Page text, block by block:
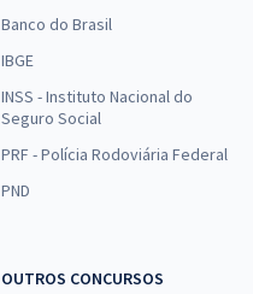
Banco do Brasil
IBGE
INSS - Instituto Nacional do
Seguro Social
PRF - Polícia Rodoviária Federal
PND
OUTROS CONCURSOS